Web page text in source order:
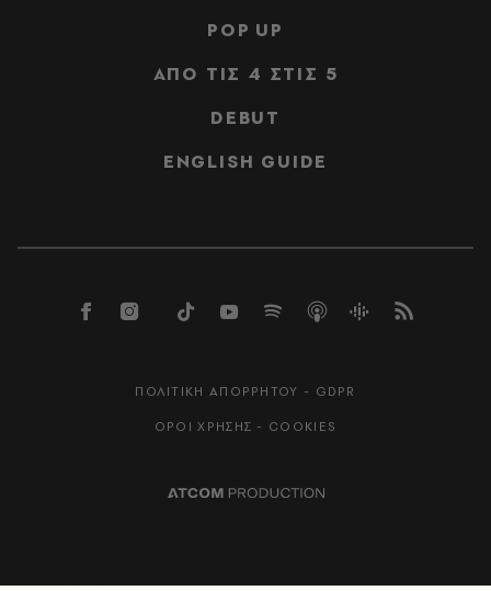
POP UP
ΑΠΟ ΤΙΣ 4 ΣΤΙΣ 5
DEBUT
ENGLISH GUIDE
ΠΟΛΙΤΙΚΗ ΑΠΟΡΡΗΤΟΥ - GDPR
ΟΡΟΙ ΧΡΗΣΗΣ - COOKIES